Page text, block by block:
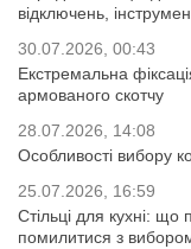
відключень,
30.07.2026, 00:43
Екстремальна
армованого скотчу
28.07.2026, 14:08
Особливості вибору
25.07.2026, 16:59
Стільці для кухні:
помилитися з